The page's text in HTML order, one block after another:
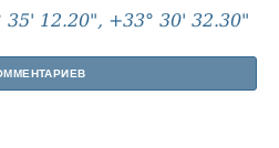
35' 12.20", +33° 30' 32.30"